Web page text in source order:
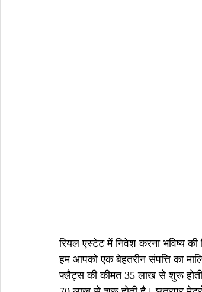
रियल एस्टेट में निवेश करना भविष्य
हम आपको एक बेहतरीन संपत्ति का
फ्लैट्स की कीमत 35 लाख से शुरू